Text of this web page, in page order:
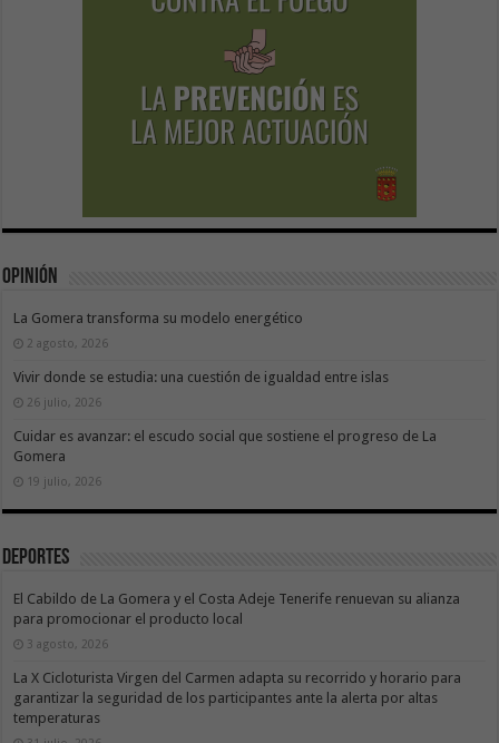
Opinión
La Gomera transforma su modelo energético
2 agosto, 2026
Vivir donde se estudia: una cuestión de igualdad entre islas
26 julio, 2026
Cuidar es avanzar: el escudo social que sostiene el progreso de La
Gomera
19 julio, 2026
Deportes
El Cabildo de La Gomera y el Costa Adeje Tenerife renuevan su alianza
para promocionar el producto local
3 agosto, 2026
La X Cicloturista Virgen del Carmen adapta su recorrido y horario para
garantizar la seguridad de los participantes ante la alerta por altas
temperaturas